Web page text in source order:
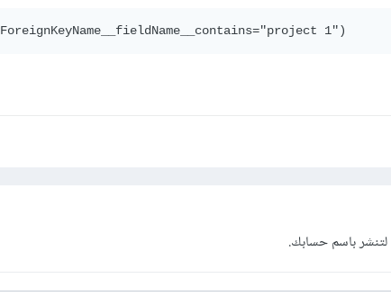
1")
لتنشر باسم حسابك.